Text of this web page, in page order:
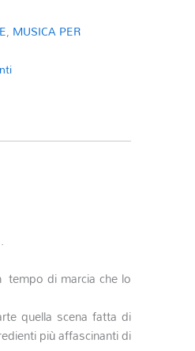
, MUSICA PER
tempo di marcia che lo
quella scena fatta di
più affascinanti di